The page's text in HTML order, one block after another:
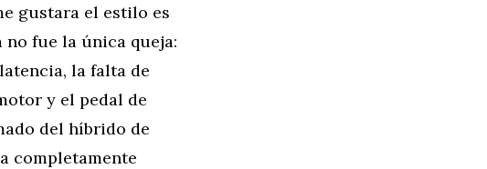
gustara el estilo es
no fue la única queja:
la falta de
y el pedal de
del híbrido de
completamente